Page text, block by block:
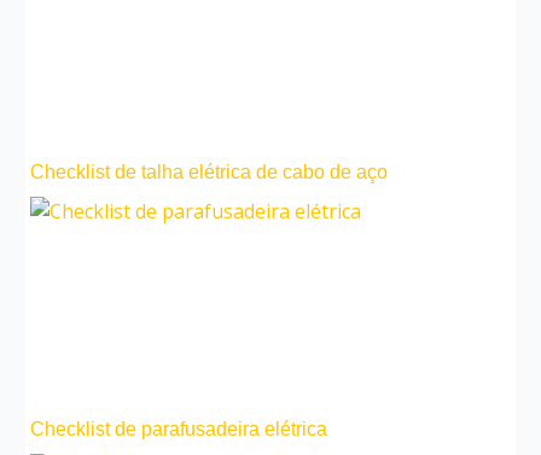
Checklist de talha elétrica de cabo de aço
Checklist de parafusadeira elétrica